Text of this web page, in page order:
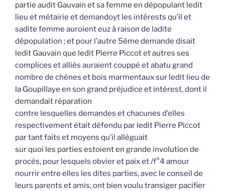
partie audit Gauvain et sa femme en dépopulant ledit
lieu et métairie et demandoyt les intérests qu’il et
sadite femme auroient euz à raison de ladite
dépopulation ; et pour l’autre 5ème demande disait
ledit Gauvain que ledit Pierre Piccot et autres ses
complices et alliés auraient couppé et abatu grand
nombre de chênes et bois marmentaux sur ledit lieu de
la Goupillaye en son grand préjudice et intérest, dont il
demandait réparation
contre lesquelles demandes et chacunes d’elles
respectivement était défendu par ledit Pierre Piccot
par tant faits et moyens qu’il alléguait
sur quoi les parties estoient en grande involution de
procès, pour lesquels obvier et paix et /f°4 amour
nourrir entre elles les dites parties, avec le conseil de
leurs parents et amis, ont bien voulu transiger pacifier